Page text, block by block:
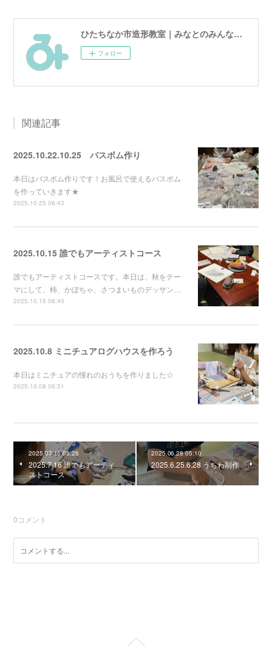
ひたちなか市造形教室｜みなとのみんなのアトリエ
フォロー
関連記事
2025.10.22.10.25 バスボム作り
本日はバスボム作りです！お風呂で使えるバスボム
を作っていきます★
2025.10.25 06:43
2025.10.15 誰でもアーティストコース
誰でもアーティストコースです。本日は、秋をテー
マにして、柿、かぼちゃ、さつまいものデッサン…
2025.10.15 06:40
2025.10.8 ミニチュアログハウスを作ろう
本日はミニチュアの憧れのおうちを作りました☆
2025.10.08 06:31
2025.07.16 05:26
2025.7.16 誰でもアーティ
ストコース
2025.06.28 05:10
2025.6.25.6.28 うちわ制作
0コメント